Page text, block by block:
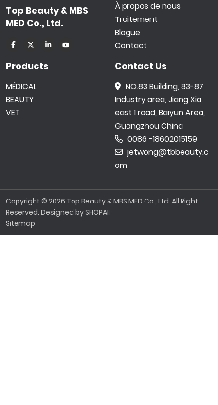
Top Beauty & MBS
MED Co., Ltd.
À propos de nous
Traitement
Blogue
Contact
Products
MÉDICAL
BEAUTY
VET
Contact Us
NO.83 Building, 83-87
Industry area, Jiang Xia
east 1 road, Baiyun Area,
Guangzhou China
0086 -18602015159
jetwong@tbbeauty.c
om
Copyright © 2026 Top Beauty & MBS MED Co., Ltd. All Right
Reserved. Designed bySHOPAII
Sitemap